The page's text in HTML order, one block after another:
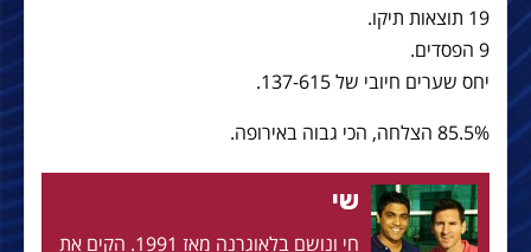
19 תוצאות תיקו.
9 הפסדים.
יחס שערים חיובי של 137-615.
85.5% הצלחה, הכי גבוה באירופה.
שי
חי ונושם בלאוגרנה מאז 1991. הקים את